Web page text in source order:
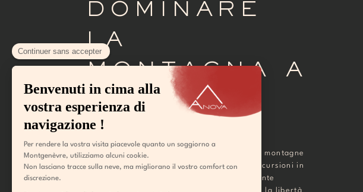
DOMINARE
LA
MONTAGNA A
TUTTA
VELOCITÀ
Quando il sole tramonta sul Monginevro, le montagne
assumono un aspetto del tutto nuovo. Le escursioni in
motoslitta offrono un'immersione emozionante